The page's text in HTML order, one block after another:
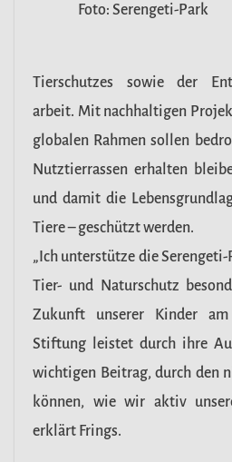
Foto: Serengeti-Park
Tierschutzes sowie der
arbeit. Mit nachhaltigen
globalen Rahmen sollen
Nutztierrassen erhalten
und damit die
Tiere – geschützt werden.
„Ich unterstütze die
Tier- und Naturschutz
Zukunft unserer Kinder
Stiftung leistet durch ihre
wichtigen Beitrag, durch den
können, wie wir aktiv
erklärt Frings.